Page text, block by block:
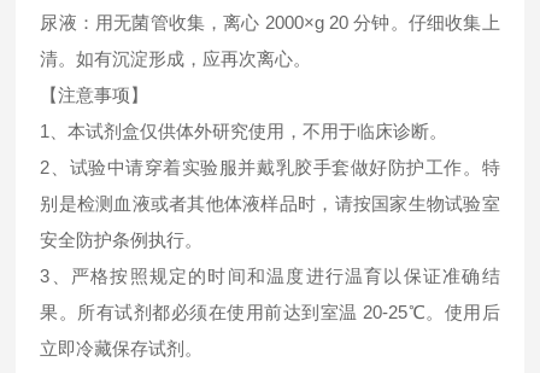
尿液：用无菌管收集，离心 2000×g 20 分钟。仔细收集上
清。如有沉淀形成，应再次离心。
【注意事项】
1、本试剂盒仅供体外研究使用，不用于临床诊断。
2、试验中请穿着实验服并戴乳胶手套做好防护工作。特
别是检测血液或者其他体液样品时，请按国家生物试验室
安全防护条例执行。
3、严格按照规定的时间和温度进行温育以保证准确结
果。所有试剂都必须在使用前达到室温 20-25℃。使用后
立即冷藏保存试剂。